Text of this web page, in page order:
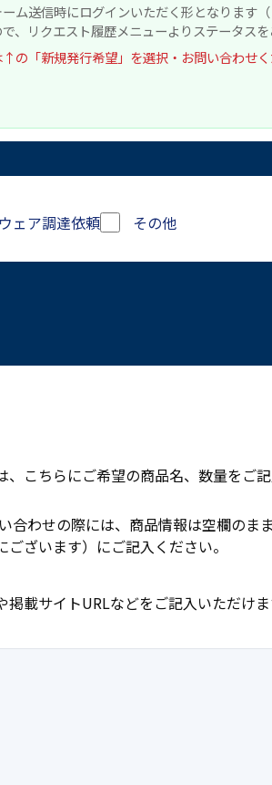
ム送信時にログインいただく形となります
、リクエスト履歴メニューよりステータスを
「新規発行希望」を選択・お問い合わせ
ェア調達依頼 その他
こちらにご希望の商品名、数量をご記
わせの際には、商品情報は空欄のま
ざいます）にご記入ください。
載サイトURLなどをご記入いただけ